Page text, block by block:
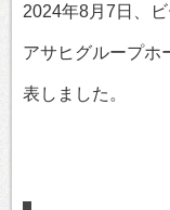
2024年8月7日、
アサヒグループホ
表しました。